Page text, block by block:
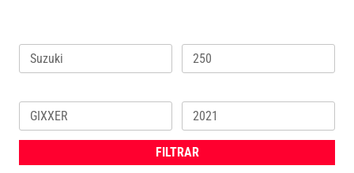
FILTRAR